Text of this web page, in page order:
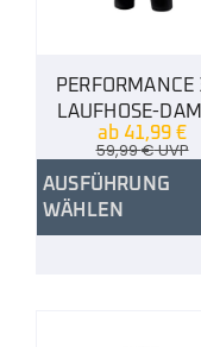
LAUFHOSE-
ab 41,99 €
59,99€UVP
AUSFÜHRUNG
WÄHLEN